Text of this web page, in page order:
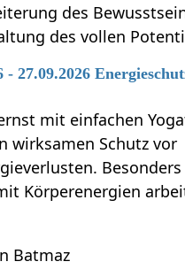
des
des vollen
- 27.09.2026
mit einfachen
wirksamen Schutz vor
Körperenergien
Batmaz